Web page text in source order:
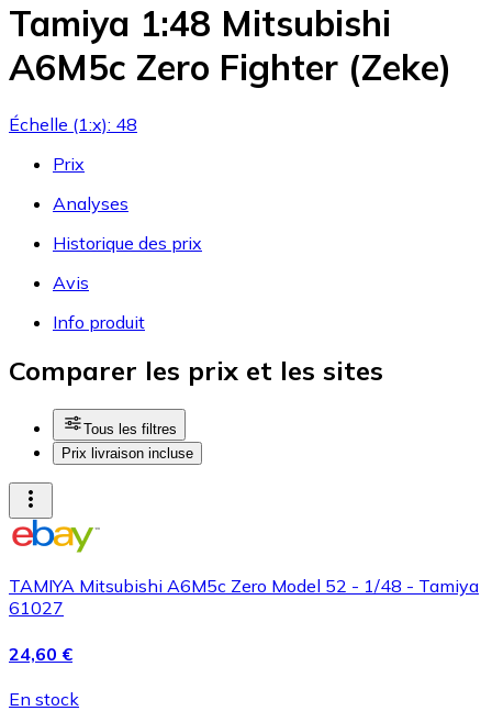
Tamiya 1:48 Mitsubishi
A6M5c Zero Fighter (Zeke)
Échelle (1:x): 48
Prix
Analyses
Historique des prix
Avis
Info produit
Comparer les prix et les sites
Tous les filtres
Prix livraison incluse
TAMIYA Mitsubishi A6M5c Zero Model 52 - 1/48 - Tamiya
61027
24,60 €
En stock